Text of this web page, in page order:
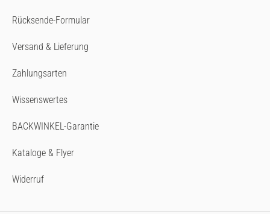
Rücksende-Formular
Versand & Lieferung
Zahlungsarten
Wissenswertes
BACKWINKEL-Garantie
Kataloge & Flyer
Widerruf